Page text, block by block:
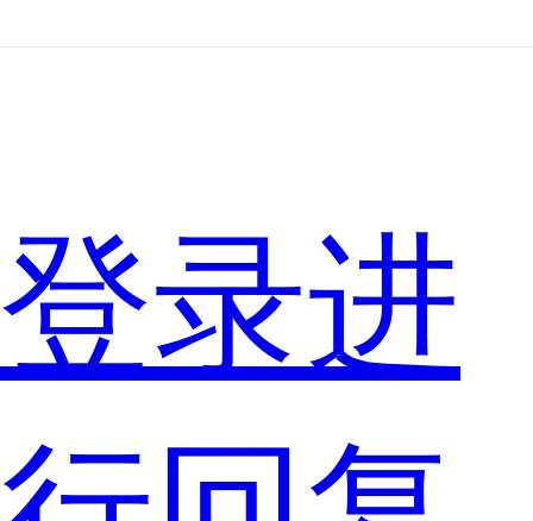
开
始
登录进